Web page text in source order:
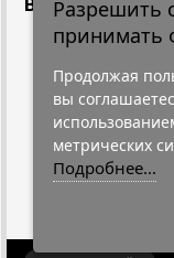
Подпишитесь
Нажимая
персональных
Разрешить
принимать
Продолжая
вы
метрических
Подробнее...